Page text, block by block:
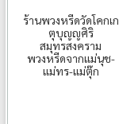
ร้านพวงหรีดวัดโคกเก
ตุบุญญศิริ
สมุทรสงคราม
พวงหรีดจากแม่นุช-
แม่ทร-แม่ตุ๊ก